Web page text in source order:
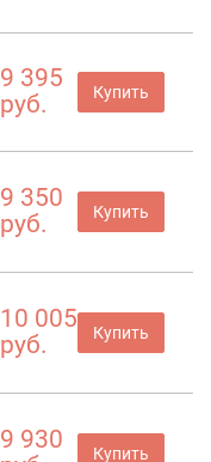
9 395
руб.
Купить
9 350
руб.
Купить
10 005
руб.
Купить
9 930
Купить